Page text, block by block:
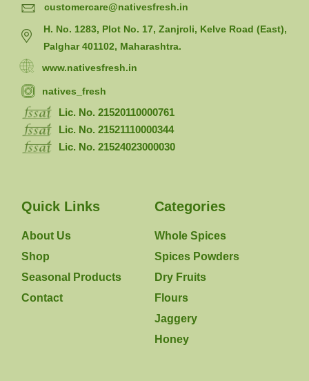
customercare@nativesfresh.in
H. No. 1283, Plot No. 17, Zanjroli, Kelve Road (East),
Palghar 401102, Maharashtra.
www.nativesfresh.in
natives_fresh
Lic. No. 21520110000761
Lic. No. 21521110000344
Lic. No. 21524023000030
Quick Links
About Us
Shop
Seasonal Products
Contact
Categories
Whole Spices
Spices Powders
Dry Fruits
Flours
Jaggery
Honey